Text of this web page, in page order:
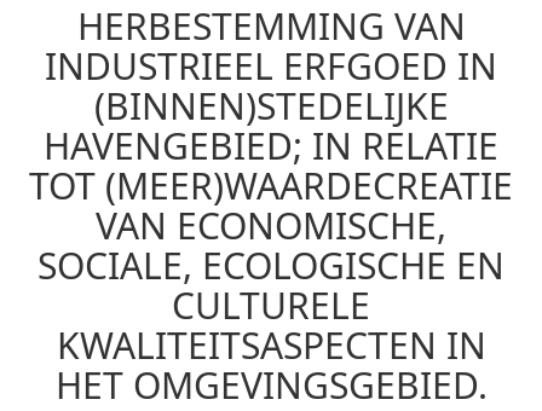
HERBESTEMMING VAN
INDUSTRIEEL ERFGOED IN
(BINNEN)STEDELIJKE
HAVENGEBIED; IN RELATIE
TOT (MEER)WAARDECREATIE
VAN ECONOMISCHE,
SOCIALE, ECOLOGISCHE EN
CULTURELE
KWALITEITSASPECTEN IN
HET OMGEVINGSGEBIED.